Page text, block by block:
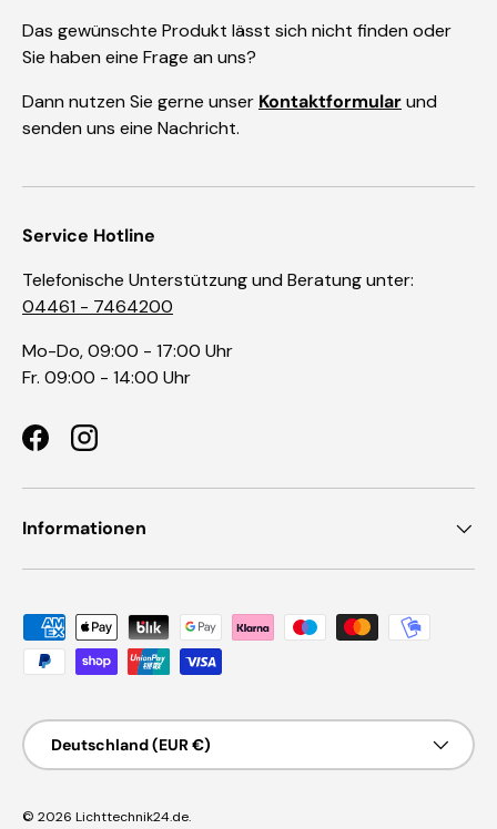
Das gewünschte Produkt lässt sich nicht finden oder
Sie haben eine Frage an uns?
Dann nutzen Sie gerne unser Kontaktformularund
senden uns eine Nachricht.
Service Hotline
Telefonische Unterstützung und Beratung unter:
04461 - 7464200
Mo-Do, 09:00 - 17:00 Uhr
Fr. 09:00 - 14:00 Uhr
FacebookInstagram
Informationen
Zahlungsmethoden
Land/Region
Deutschland (EUR €)
© 2026 Lichttechnik24.de.